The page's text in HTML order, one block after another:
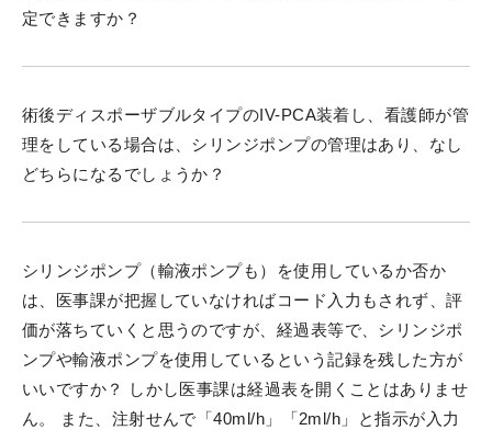
定できますか？
術後ディスポーザブルタイプのIV-PCA装着し、看護師が管
理をしている場合は、シリンジポンプの管理はあり、なし
どちらになるでしょうか？
シリンジポンプ（輸液ポンプも）を使用しているか否か
は、医事課が把握していなければコード入力もされず、評
価が落ちていくと思うのですが、経過表等で、シリンジポ
ンプや輸液ポンプを使用しているという記録を残した方が
いいですか？ しかし医事課は経過表を開くことはありませ
ん。 また、注射せんで「40ml/h」「2ml/h」と指示が入力